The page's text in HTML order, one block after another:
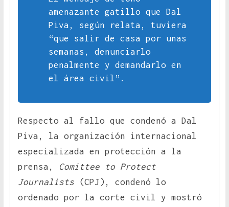
amenazante gatillo que Dal
Piva, según relata, tuviera
“que salir de casa por unas
semanas, denunciarlo
penalmente y demandarlo en
el área civil”.
Respecto al fallo que condenó a Dal
Piva, la organización internacional
especializada en protección a la
prensa,
Comittee to Protect
Journalists(CPJ), condenó lo
ordenado por la corte civil y mostró